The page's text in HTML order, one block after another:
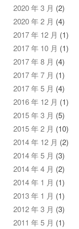
2020 年 3 月 (2)
2020 年 2 月 (4)
2017 年 12 月 (1)
2017 年 10 月 (1)
2017 年 8 月 (4)
2017 年 7 月 (1)
2017 年 5 月 (4)
2016 年 12 月 (1)
2015 年 3 月 (5)
2015 年 2 月 (10)
2014 年 12 月 (2)
2014 年 5 月 (3)
2014 年 4 月 (2)
2014 年 1 月 (1)
2013 年 1 月 (1)
2012 年 3 月 (3)
2011 年 5 月 (1)